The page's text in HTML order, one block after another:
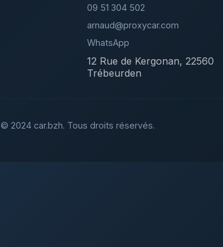
09 51 304 502
arnaud@proxycar.com
WhatsApp
12 Rue de Kergonan, 22560
Trébeurden
© 2024 car.bzh. Tous droits réservés.